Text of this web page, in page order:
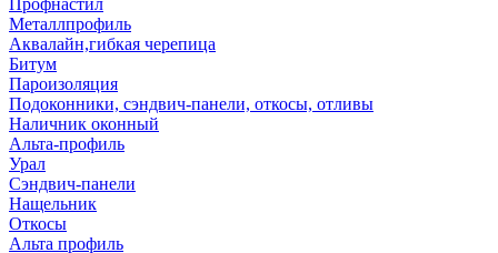
Профнастил
Металлпрофиль
Аквалайн,гибкая черепица
Битум
Пароизоляция
Подоконники, сэндвич-панели, откосы, отливы
Наличник оконный
Альта-профиль
Урал
Сэндвич-панели
Нащельник
Откосы
Альта профиль